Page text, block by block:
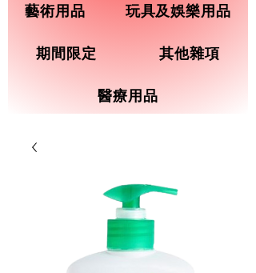
藝術用品 玩具及娛樂用品
期間限定 其他雜項
醫療用品